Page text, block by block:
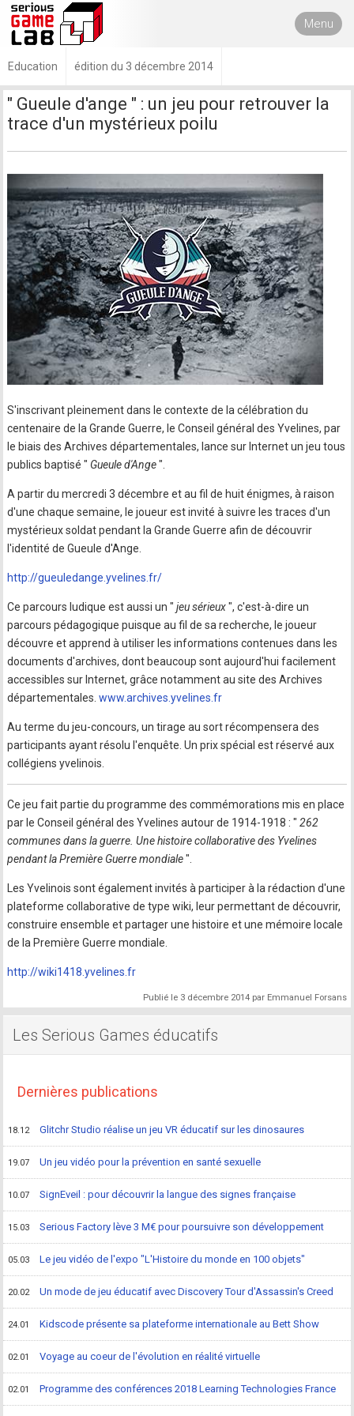
Menu
Education édition du 3 décembre 2014
" Gueule d'ange " : un jeu pour retrouver la
trace d'un mystérieux poilu
S'inscrivant pleinement dans le contexte de la célébration du
centenaire de la Grande Guerre, le Conseil général des Yvelines, par
le biais des Archives départementales, lance sur Internet un jeu tous
publics baptisé " Gueule d'Ange".
A partir du mercredi 3 décembre et au fil de huit énigmes, à raison
d'une chaque semaine, le joueur est invité à suivre les traces d'un
mystérieux soldat pendant la Grande Guerre afin de découvrir
l'identité de Gueule d'Ange.
http://gueuledange.yvelines.fr/
Ce parcours ludique est aussi un " jeu sérieux", c'est-à-dire un
parcours pédagogique puisque au fil de sa recherche, le joueur
découvre et apprend à utiliser les informations contenues dans les
documents d'archives, dont beaucoup sont aujourd'hui facilement
accessibles sur Internet, grâce notamment au site des Archives
départementales.www.archives.yvelines.fr
Au terme du jeu-concours, un tirage au sort récompensera des
participants ayant résolu l'enquête. Un prix spécial est réservé aux
collégiens yvelinois.
Ce jeu fait partie du programme des commémorations mis en place
par le Conseil général des Yvelines autour de 1914-1918 : " 262
communes dans la guerre. Une histoire collaborative des Yvelines
pendant la Première Guerre mondiale".
Les Yvelinois sont également invités à participer à la rédaction d'une
plateforme collaborative de type wiki, leur permettant de découvrir,
construire ensemble et partager une histoire et une mémoire locale
de la Première Guerre mondiale.
http://wiki1418.yvelines.fr
Publié le 3 décembre 2014par Emmanuel Forsans
Les Serious Games éducatifs
Dernières publications
18.12 Glitchr Studio réalise un jeu VR éducatif sur les dinosaures
19.07 Un jeu vidéo pour la prévention en santé sexuelle
10.07 SignEveil : pour découvrir la langue des signes française
15.03 Serious Factory lève 3 M€ pour poursuivre son développement
05.03 Le jeu vidéo de l'expo "L'Histoire du monde en 100 objets"
20.02 Un mode de jeu éducatif avec Discovery Tour d'Assassin's Creed
24.01 Kidscode présente sa plateforme internationale au Bett Show
02.01 Voyage au coeur de l'évolution en réalité virtuelle
02.01 Programme des conférences 2018 Learning Technologies France